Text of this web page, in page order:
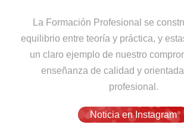
La Formación Profesional se
equilibrio entre teoría y práctica, y
un claro ejemplo de nuestro
enseñanza de calidad y
profesional.
Noticia en Instagram